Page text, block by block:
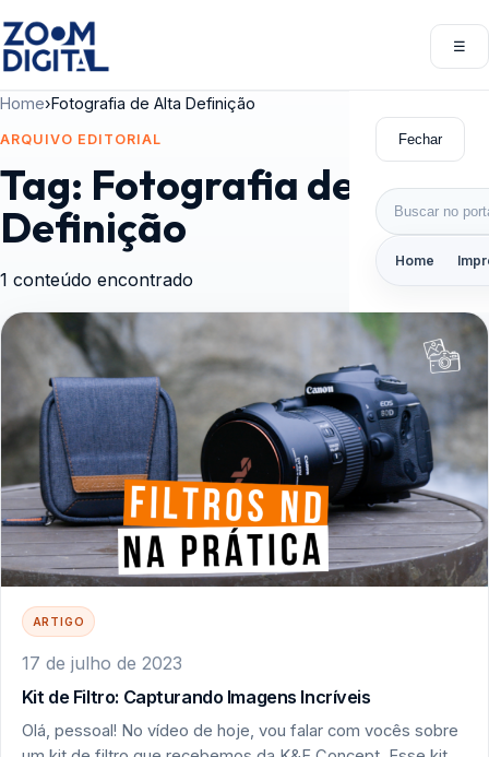
☰
Fechar
Buscar por:
Home
Home›Fotografia de Alta Definição
ARQUIVO EDITORIAL
Tag: Fotografia de Alta
Definição
1 conteúdo encontrado
ARTIGO
17 de julho de 2023
Kit de Filtro: Capturando Imagens Incríveis
Olá, pessoal! No vídeo de hoje, vou falar com vocês sobre